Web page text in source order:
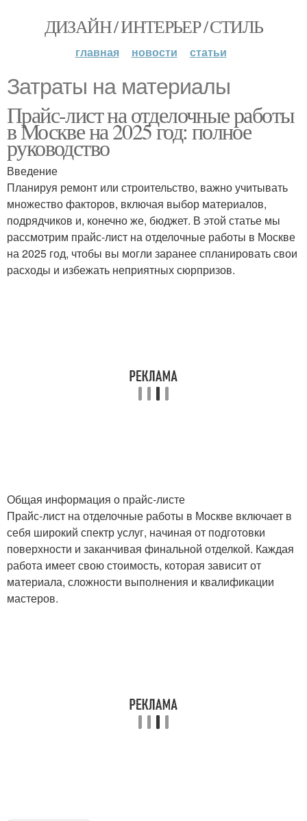
ДИЗАЙН / ИНТЕРЬЕР / СТИЛЬ
главная новости статьи
Затраты на материалы
Прайс-лист на отделочные работы
в Москве на 2025 год: полное
руководство
Введение
Планируя ремонт или строительство, важно учитывать
множество факторов, включая выбор материалов,
подрядчиков и, конечно же, бюджет. В этой статье мы
рассмотрим прайс-лист на отделочные работы в Москве
на 2025 год, чтобы вы могли заранее спланировать свои
расходы и избежать неприятных сюрпризов.
Общая информация о прайс-листе
Прайс-лист на отделочные работы в Москве включает в
себя широкий спектр услуг, начиная от подготовки
поверхности и заканчивая финальной отделкой. Каждая
работа имеет свою стоимость, которая зависит от
материала, сложности выполнения и квалификации
мастеров.